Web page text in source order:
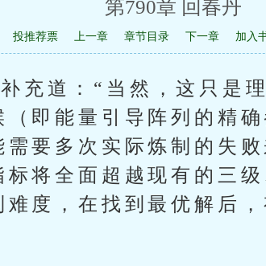
第790章 回春丹
投推荐票 上一章 章节目录 下一章 加入
充道：“当然，这只是
即能量引导阵列的精
要多次实际炼制的失
将全面超越现有的三
度，在找到最优解后